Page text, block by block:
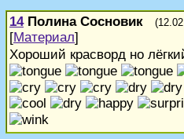
14 Полина Сосновик
[Материал]
Хороший красворд но